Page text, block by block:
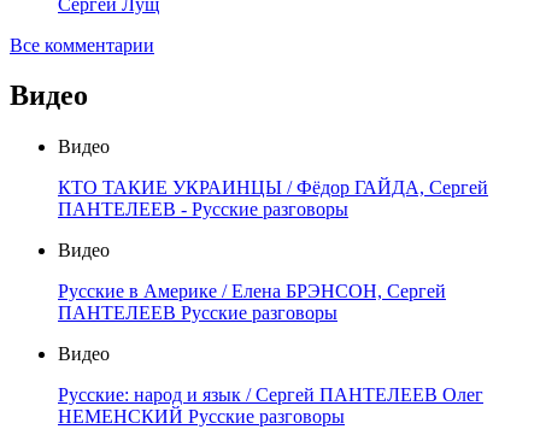
Все комментарии
Видео
Видео
КТО ТАКИЕ УКРАИНЦЫ / Фёдор ГАЙДА, Сергей
ПАНТЕЛЕЕВ - Русские разговоры
Видео
Русские в Америке / Елена БРЭНСОН, Сергей
ПАНТЕЛЕЕВ Русские разговоры
Видео
Русские: народ и язык / Сергей ПАНТЕЛЕЕВ Олег
НЕМЕНСКИЙ Русские разговоры